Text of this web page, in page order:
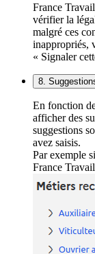
France
vérifier la
malgré ces
inappropriés,
« Signaler
8.
En fonction
afficher des
suggestions
avez saisis.
Par exemple
France